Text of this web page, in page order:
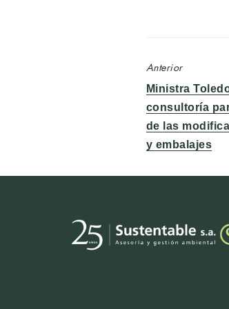
Anterior
Entrada
anterior:
Ministra
consultoría
de las
y embalajes